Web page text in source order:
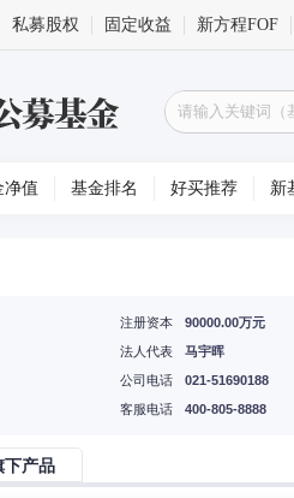
私募股权 固定收益 新方程FOF
净值 基金排名 好买推荐 新
注册资本
90000.00万元
法人代表
马宇晖
公司电话
021-51690188
客服电话
400-805-8888
下产品